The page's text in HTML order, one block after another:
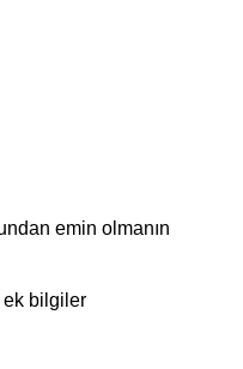
emin olmanın
ek bilgiler